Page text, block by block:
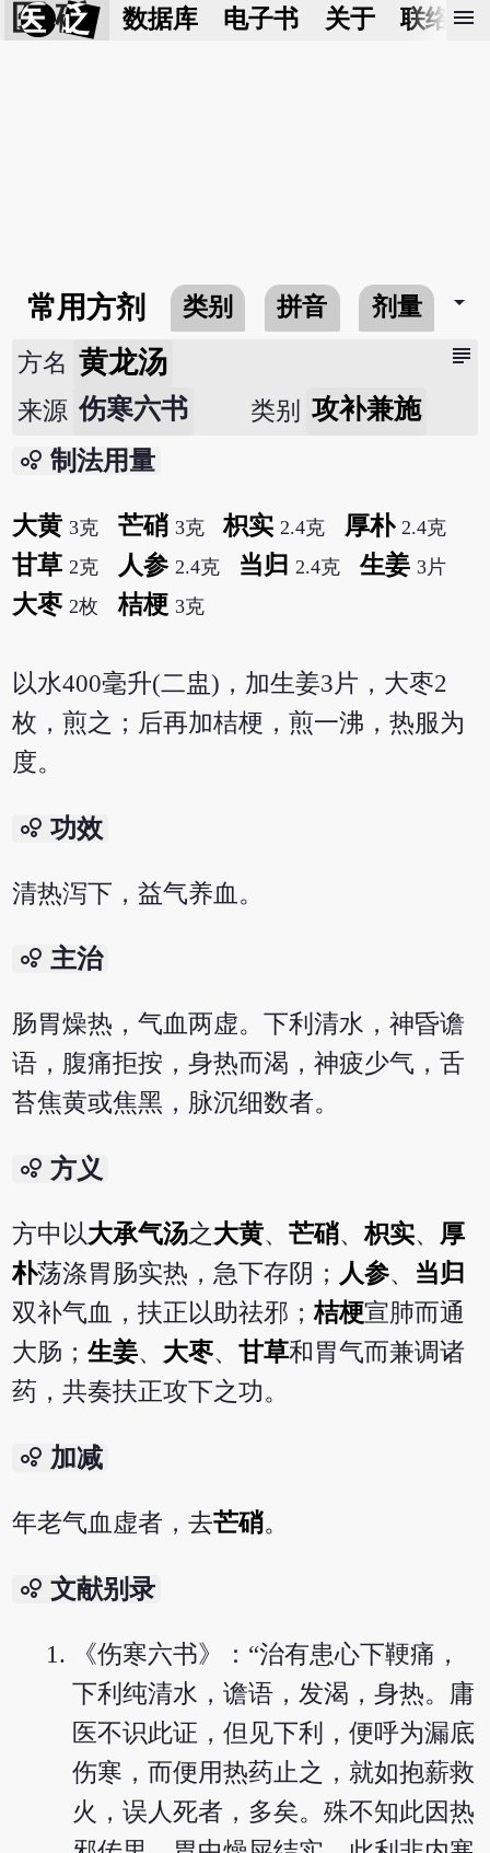
医 砭 数据库 电子书 关于 联络我
menu
常用方剂 类别 拼音 剂量 arrow_drop_down
subject
方名 黄龙汤
来源 伤寒六书 类别 攻补兼施
bubble_chart 制法用量
大黄 3克 芒硝 3克 枳实 2.4克 厚朴 2.4克
甘草 2克 人参 2.4克 当归 2.4克 生姜 3片
大枣 2枚 桔梗 3克
以水400毫升(二盅)，加生姜3片，大枣2
枚，煎之；后再加桔梗，煎一沸，热服为
度。
bubble_chart 功效
清热泻下，益气养血。
bubble_chart 主治
肠胃燥热，气血两虚。下利清水，神昏谵
语，腹痛拒按，身热而渴，神疲少气，舌
苔焦黄或焦黑，脉沉细数者。
bubble_chart 方义
方中以大承气汤之大黄、芒硝、枳实、 厚
朴荡涤胃肠实热，急下存阴； 人参、 当归
双补气血，扶正以助祛邪；桔梗宣肺而通
大肠；生姜、 大枣、甘草和胃气而兼调诸
药，共奏扶正攻下之功。
bubble_chart 加减
年老气血虚者，去芒硝。
bubble_chart 文献别录
《伤寒六书》：“治有患心下鞕痛，
下利纯清水，谵语，发渴，身热。庸
医不识此证，但见下利，便呼为漏底
伤寒，而便用热药止之，就如抱薪救
火，误人死者，多矣。殊不知此因热